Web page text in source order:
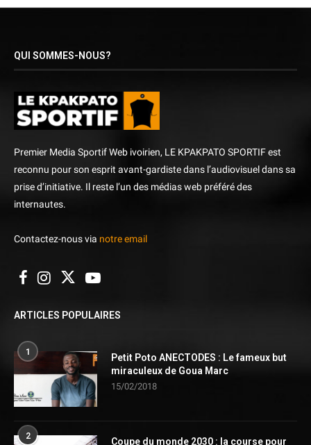
QUI SOMMES-NOUS?
Premier Media Sportif Web ivoirien, LE KPAKPATO SPORTIF est
reconnu pour son esprit avant-gardiste dans l’audiovisuel dans sa
prise d’initiative. Il reste l’un des médias web préféré des
internautes.
Contactez-nous via notre email
ARTICLES POPULAIRES
1
Petit Poto ANECTODES : Le fameux but
miraculeux de Goua Marc
15/02/2018
2
Coupe du monde 2030 : la course pour